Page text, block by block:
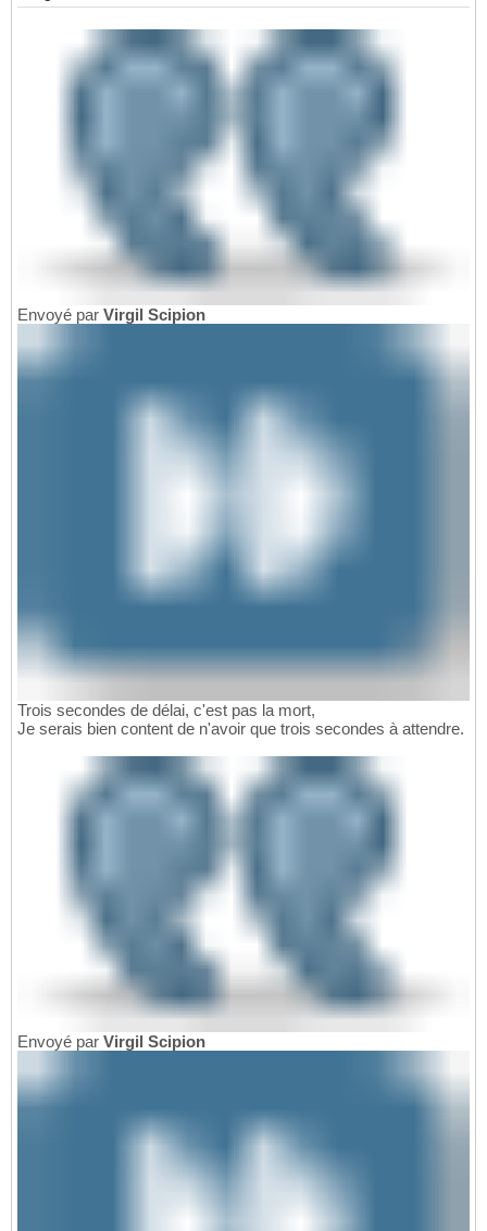
Envoyé par Virgil Scipion
Trois secondes de délai, c'est pas la mort,
Je serais bien content de n'avoir que trois secondes à attendre.
Envoyé par Virgil Scipion